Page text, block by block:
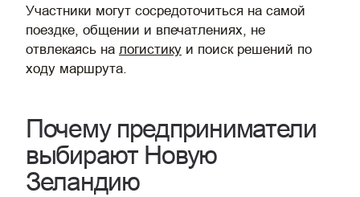
Участники могут сосредоточиться на самой
поездке, общении и впечатлениях, не
отвлекаясь на логистику и поиск решений по
ходу маршрута.
Почему предприниматели
выбирают Новую
Зеландию